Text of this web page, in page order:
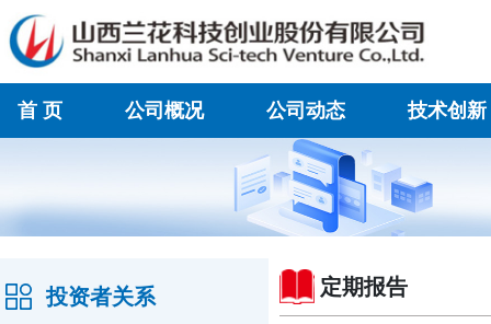
首 页 公司概况 公司动态
技术创新
投资者关系 定期报告